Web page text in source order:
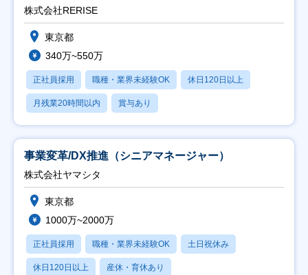
株式会社RERISE
東京都
340万~550万
正社員採用 職種・業界未経験OK 休日120日以上
月残業20時間以内 賞与あり
事業変革/DX推進（シニアマネージャー）
株式会社ヤマシタ
東京都
1000万~2000万
正社員採用 職種・業界未経験OK 土日祝休み
休日120日以上 産休・育休あり